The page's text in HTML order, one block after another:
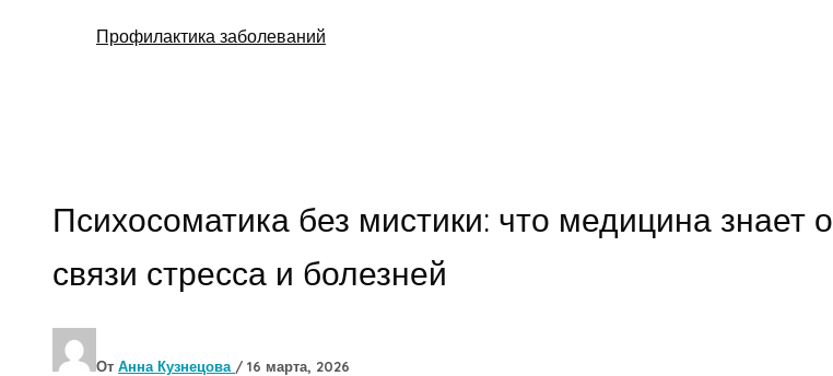
Профилактика заболеваний
Психосоматика без мистики: что медицина знает о
связи стресса и болезней
От Анна Кузнецова / 16 марта, 2026